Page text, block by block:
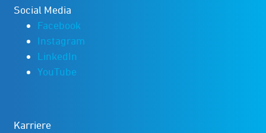
Social Media
Facebook
Instagram
LinkedIn
YouTube
Karriere